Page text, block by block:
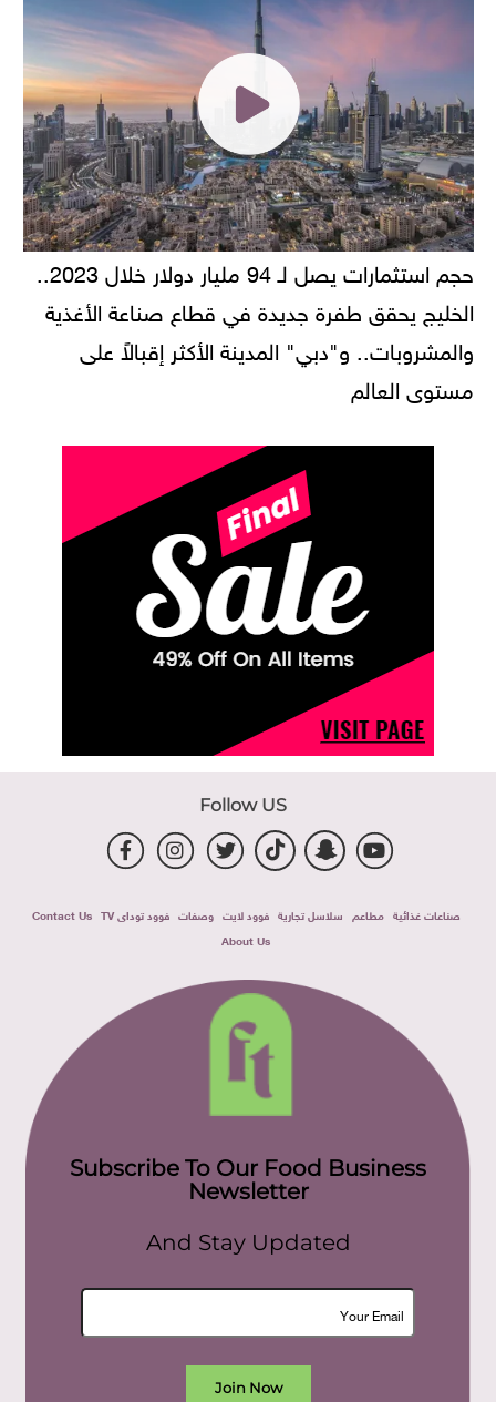
حجم استثمارات يصل لـ 94 مليار دولار خلال 2023..
الخليج يحقق طفرة جديدة في قطاع صناعة الأغذية
والمشروبات.. و"دبي" المدينة الأكثر إقبالاً على
مستوى العالم
Follow US
صناعات غذائية مطاعم سلاسل تجارية فوود لايت وصفات فوود توداى TV
Contact Us
About Us
Subscribe To Our Food Business
Newsletter
And Stay Updated
Join Now